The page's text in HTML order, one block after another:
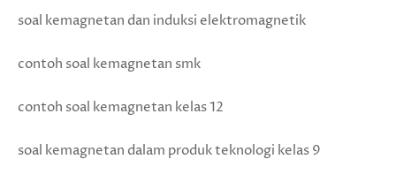
soal kemagnetan dan induksi elektromagnetik
contoh soal kemagnetan smk
contoh soal kemagnetan kelas 12
soal kemagnetan dalam produk teknologi kelas 9